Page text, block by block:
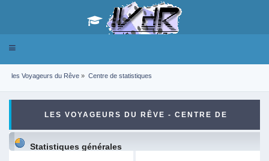
Toggle
les Voyageurs du Rêve » Centre de statistiques
LES VOYAGEURS DU RÊVE - CENTRE DE
STATISTIQUES
Statistiques générales